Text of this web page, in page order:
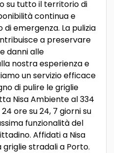
su tutto il territorio di
continua e
emergenza. La pulizia
a preservare
danni alle
nostra esperienza e
un servizio efficace
di pulire le griglie
Nisa Ambiente al 334
ore su 24, 7 giorni su
funzionalità del
Affidati a Nisa
stradali a Porto.